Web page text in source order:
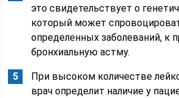
это свидетельствует о
который может
определенных заболеваний, к
бронхиальную астму.
При высоком количестве
врач определит наличие у